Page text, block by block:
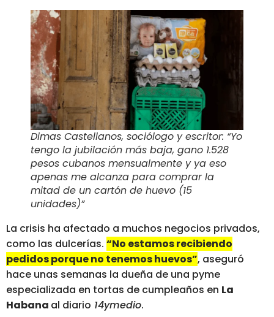
Dimas Castellanos, sociólogo y escritor: “Yo
tengo la jubilación más baja, gano 1.528
pesos cubanos mensualmente y ya eso
apenas me alcanza para comprar la
mitad de un cartón de huevo (15
unidades)”
La crisis ha afectado a muchos negocios privados,
como las dulcerías. “No estamos recibiendo
pedidos porque no tenemos huevos”, aseguró
hace unas semanas la dueña de una pyme
especializada en tortas de cumpleaños en La
Habana al diario 14ymedio.